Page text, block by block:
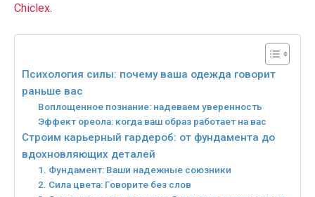
Chiclex.
Психология силы: почему ваша одежда говорит
раньше вас
Воплощенное познание: надеваем уверенность
Эффект ореола: когда ваш образ работает на вас
Строим карьерный гардероб: от фундамента до
вдохновляющих деталей
1. Фундамент: Ваши надежные союзники
2. Сила цвета: Говорите без слов